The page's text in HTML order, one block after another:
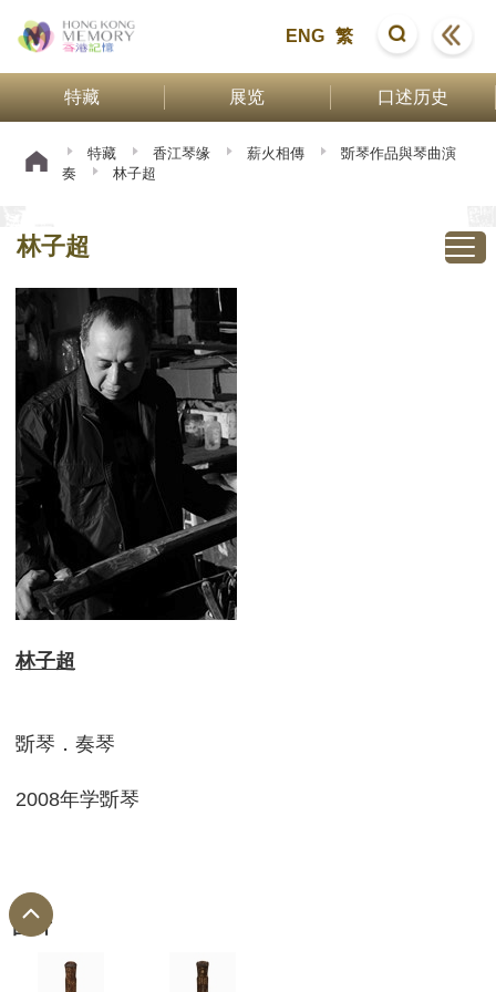
ENG 繁
特藏 展览 口述历史
特藏 香江琴缘 薪火相傳
斲琴作品與琴曲演
奏
林子超
林子超
林子超
斲琴．奏琴
2008年学斲琴
图片